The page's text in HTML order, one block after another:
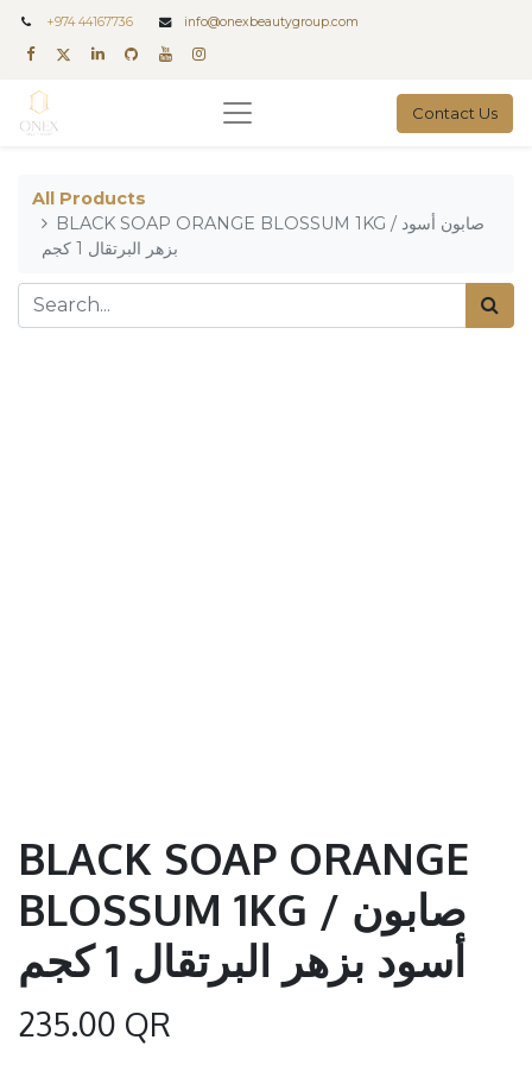
+974 44167736 info@onexbeautygroup.com
Contact Us
All Products
BLACK SOAP ORANGE BLOSSUM 1KG / صابون أسود
بزهر البرتقال 1 كجم
BLACK SOAP ORANGE
BLOSSUM 1KG / صابون
أسود بزهر البرتقال 1 كجم
235.00 QR